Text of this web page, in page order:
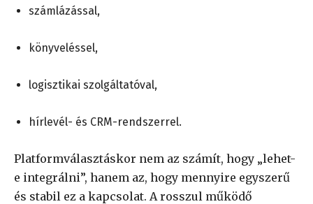
számlázással,
könyveléssel,
logisztikai szolgáltatóval,
hírlevél- és CRM-rendszerrel.
Platformválasztáskor nem az számít, hogy „lehet-
e integrálni”, hanem az, hogy mennyire egyszerű
és stabil ez a kapcsolat. A rosszul működő